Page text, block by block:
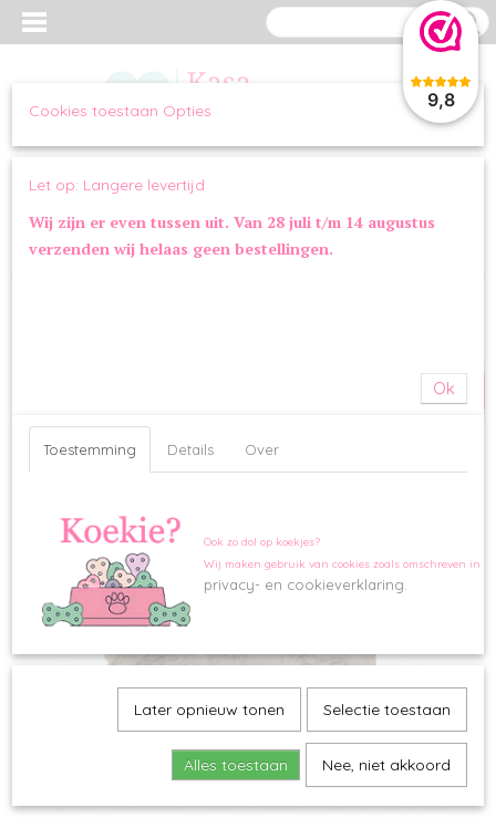
9,8
Inloggen
Home>KLEDING>TRUIEN & VESTEN>Fluffy Vestje Grey
Cookies toestaan Opties
Let op: Langere levertijd
Wij zijn er even tussen uit. Van 28 juli t/m 14 augustus
verzenden wij helaas geen bestellingen.
Ok
Toestemming Details Over
Ook zo dol op koekjes?
Wij maken gebruik van cookies zoals omschreven in
privacy- en cookieverklaring.
Later opnieuw tonen Selectie toestaan
Alles toestaan Nee, niet akkoord